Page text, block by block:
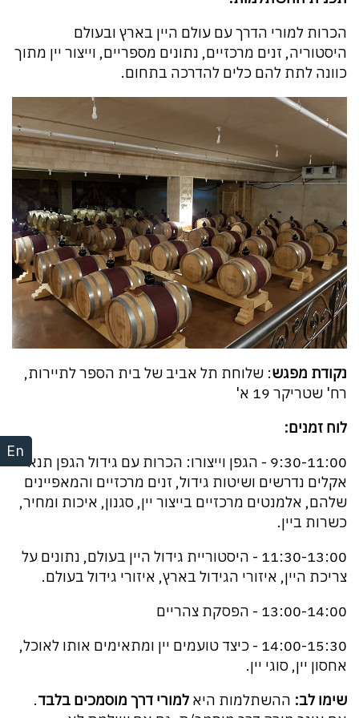
En
הכרות למורי הדרך עם עולם היין בארץ ובעולם
היסטוריה, זנים מרכזיים, נתונים מספריים, וייצור יין מתוך
כוונה לתת להם כלים להדרכה בתחום.
נקודת מפגש: שלוחת תל אביב של בית הספר לתיירות,
רח' שטריקר 19 א'
לוח זמנים:
9:30-11:00 - הגפן וייצורו: הכרות עם גידול הגפן תנאי
אקלים נדרשים ושיטות גידול, זנים מרכזיים והמאפיינים
שלהם, אלמנטים מרכזיים בייצור יין, סגנון, איכות ומחיר,
כשרות ביין.
11:30-13:00 - היסטוריית גידול היין בעולם, נתונים על
צריכת היין, איזורי הגידול בארץ, איזורי גידול בעולם.
13:00-14:00 - הפסקת צהריים
14:00-15:30 - כיצד טועמים יין ומתאימים אותו לאוכל,
אחסון יין, סוגי יין.
שימו לב: ההשתלמות היא למורי דרך מוסמכים בלבד.